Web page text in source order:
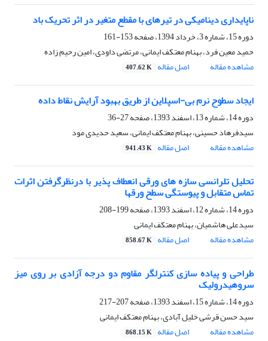
ناپایداری دینامیکی در تیرهای با مقطع متغیر در اثر تحریک باد
دوره 15، شماره 3، خرداد 1394، صفحه
153-161
حمید معین فرد، بهنام معتکف ایمانی، مرتضی داودی، امین رحیم زاده
مشاهده مقاله
اصل مقاله 407.62 K
ایجاد سطوح نرم بی-اسپلاین از طریق بهبود آرایش نقاط داده
دوره 14، شماره 13، اسفند 1393، صفحه
27-36
سیدفرهاد حسینی، بهنام معتکف ایمانی، سعید حدیدی مود
مشاهده مقاله
اصل مقاله 941.43 K
تحلیل تلرانسی سازه های ورقی انعطاف پذیر با درنظرگرفتن اثرات
تماس متقابل و پیوستگی سطح ورقها
دوره 14، شماره 12، اسفند 1393، صفحه
199-208
سیدعلی هاشمیان، بهنام معتکف ایمانی
مشاهده مقاله
اصل مقاله 858.67 K
طراحی و پیاده سازی کنترلگر مقاوم دو درجه آزادی بر روی میز
سروهیدرولیک
دوره 14، شماره 15، اسفند 1393، صفحه
207-217
سید حسن قرشی خلیل آبادی، بهنام معتکف ایمانی
مشاهده مقاله
اصل مقاله 868.15 K